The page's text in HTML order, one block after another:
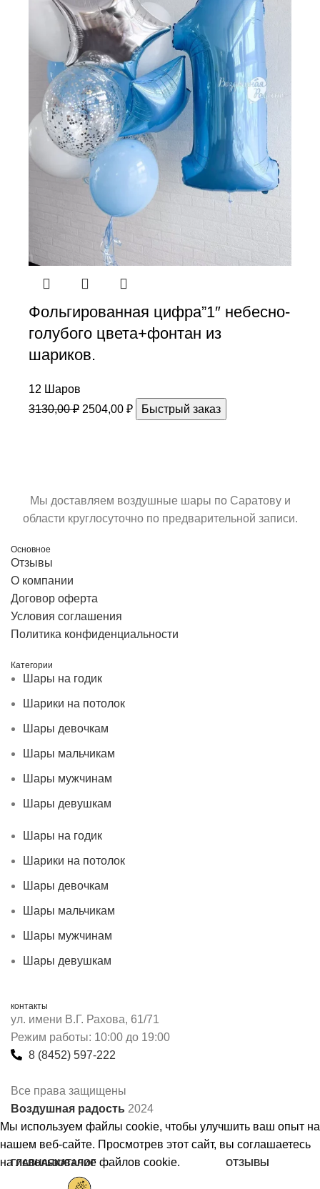
Фольгированная цифра”1″ небесно-
голубого цвета+фонтан из
шариков.
12 Шаров
3130,00₽ 2504,00 ₽ Быстрый заказ
Мы доставляем воздушные шары по Саратову и
области круглосуточно по предварительной записи.
Основное
Отзывы
О компании
Договор оферта
Условия соглашения
Политика конфиденциальности
Категории
Шары на годик
Шарики на потолок
Шары девочкам
Шары мальчикам
Шары мужчинам
Шары девушкам
Шары на годик
Шарики на потолок
Шары девочкам
Шары мальчикам
Шары мужчинам
Шары девушкам
контакты
ул. имени В.Г. Рахова, 61/71
Режим работы: 10:00 до 19:00
8 (8452) 597-222
Все права защищены
Воздушная радость 2024
ГЛАВНАЯКАТАЛОГ ОТЗЫВЫ
Мы используем файлы cookie, чтобы улучшить ваш опыт на
нашем веб-сайте. Просмотрев этот сайт, вы соглашаетесь
на использование файлов cookie.